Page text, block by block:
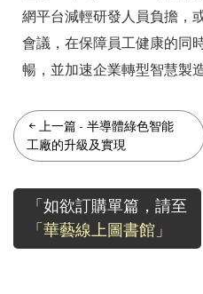
網平台減輕研發人員負擔，
會議，在保障員工健康的同
暢，並加速企業轉型智慧製造
上一篇 - 半導體綠色智能
工廠的升級及實現
「如欲訂購單篇，請至
「華藝線上圖書館」